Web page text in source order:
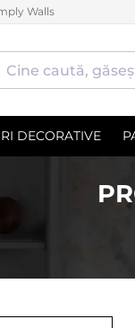
Walls
DECORATIVE